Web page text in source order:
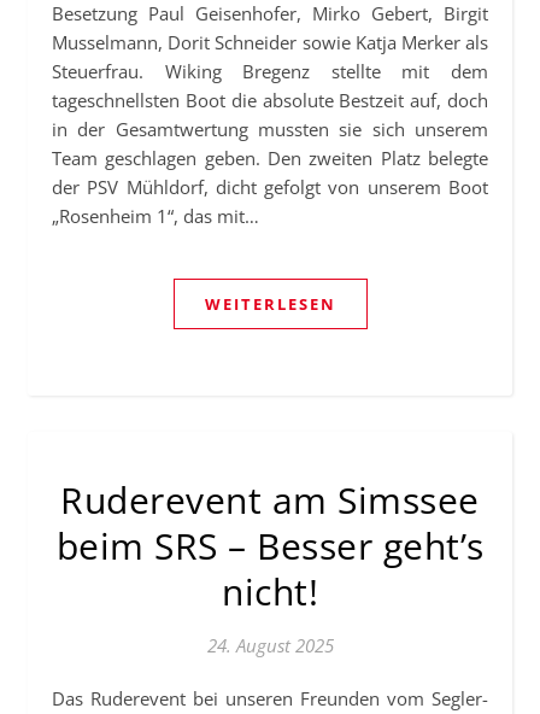
Besetzung Paul Geisenhofer, Mirko Gebert, Birgit
Musselmann, Dorit Schneider sowie Katja Merker als
Steuerfrau. Wiking Bregenz stellte mit dem
tageschnellsten Boot die absolute Bestzeit auf, doch
in der Gesamtwertung mussten sie sich unserem
Team geschlagen geben. Den zweiten Platz belegte
der PSV Mühldorf, dicht gefolgt von unserem Boot
„Rosenheim 1“, das mit…
WEITERLESEN
Ruderevent am Simssee
beim SRS – Besser geht’s
nicht!
24. August 2025
Das Ruderevent bei unseren Freunden vom Segler-